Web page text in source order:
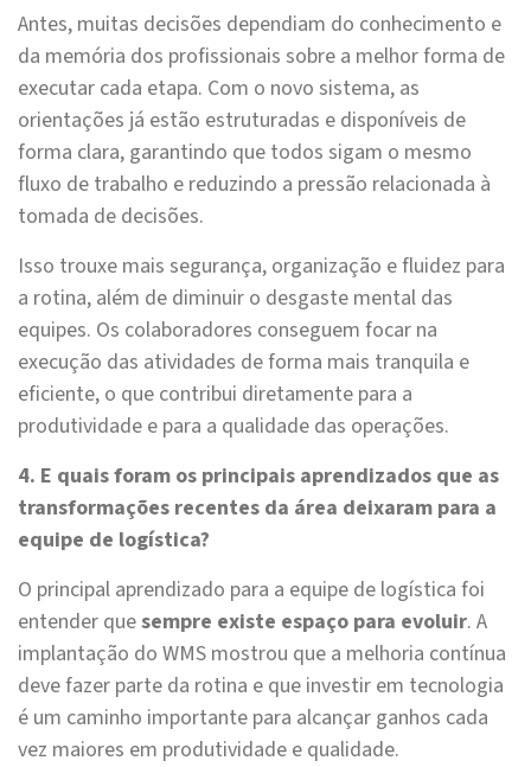
Antes, muitas decisões dependiam do conhecimento e
da memória dos profissionais sobre a melhor forma de
executar cada etapa. Com o novo sistema, as
orientações já estão estruturadas e disponíveis de
forma clara, garantindo que todos sigam o mesmo
fluxo de trabalho e reduzindo a pressão relacionada à
tomada de decisões.
Isso trouxe mais segurança, organização e fluidez para
a rotina, além de diminuir o desgaste mental das
equipes. Os colaboradores conseguem focar na
execução das atividades de forma mais tranquila e
eficiente, o que contribui diretamente para a
produtividade e para a qualidade das operações.
4. E quais foram os principais aprendizados que as
transformações recentes da área deixaram para a
equipe de logística?
O principal aprendizado para a equipe de logística foi
entender quesempre existe espaço para evoluir. A
implantação do WMS mostrou que a melhoria contínua
deve fazer parte da rotina e que investir em tecnologia
é um caminho importante para alcançar ganhos cada
vez maiores em produtividade e qualidade.